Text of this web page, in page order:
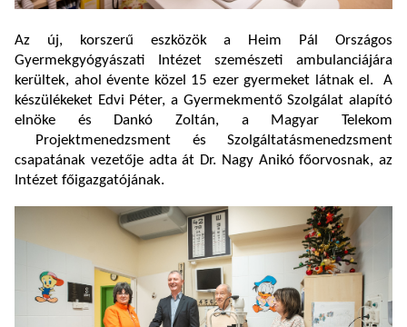
Az új, korszerű eszközök a Heim Pál Országos
Gyermekgyógyászati Intézet szemészeti ambulanciájára
kerültek, ahol évente közel 15 ezer gyermeket látnak el. A
készülékeket Edvi Péter, a Gyermekmentő Szolgálat alapító
elnöke és Dankó Zoltán, a Magyar Telekom
Projektmenedzsment és Szolgáltatásmenedzsment
csapatának vezetője adta át Dr. Nagy Anikó főorvosnak, az
Intézet főigazgatójának.